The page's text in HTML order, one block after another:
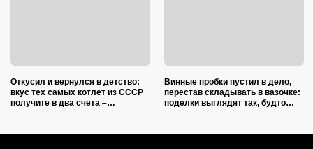
Откусил и вернулся в детство:
вкус тех самых котлет из СССР
получите в два счета –
Винные пробки пустил в дело,
перестав складывать в вазочке:
поделки выглядят так, будто